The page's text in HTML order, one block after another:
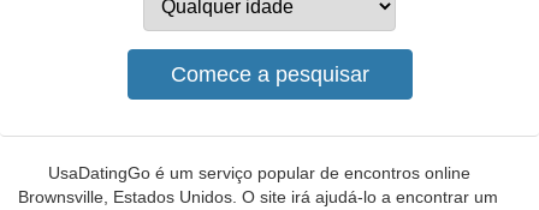
UsaDatingGo é um serviço popular de encontros online
Brownsville, Estados Unidos. O site irá ajudá-lo a encontrar um